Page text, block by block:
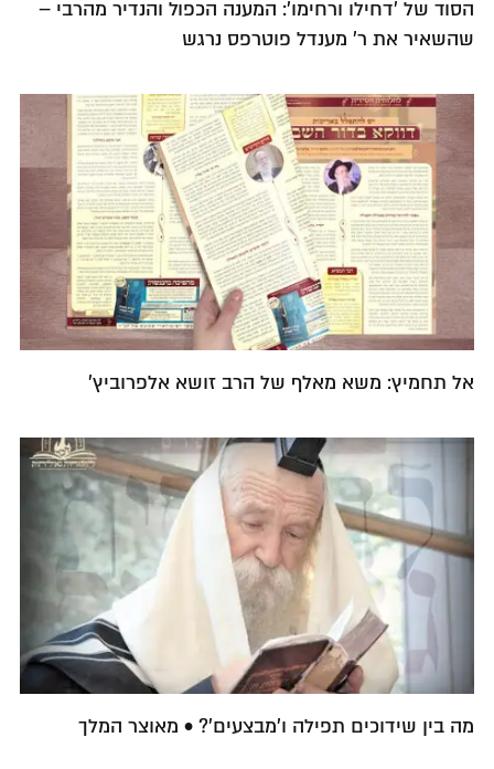
הסוד של 'דחילו ורחימו': המענה הכפול והנדיר מהרבי –
שהשאיר את ר' מענדל פוטרפס נרגש
אל תחמיץ: משא מאלף של הרב זושא אלפרוביץ'
מה בין שידוכים תפילה ו'מבצעים'? • מאוצר המלך